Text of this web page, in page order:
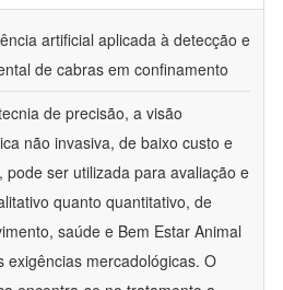
artificial aplicada à detecção e
de cabras em confinamento
de precisão, a visão
não invasiva, de baixo custo e
pode ser utilizada para avaliação e
quanto quantitativo, de
saúde e Bem Estar Animal
exigências mercadológicas. O